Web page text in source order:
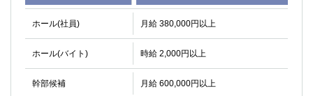
ホール(社員) 月給 380,000円以上
ホール(バイト) 時給 2,000円以上
幹部候補 月給 600,000円以上
船橋
津田沼
成田
千葉
柏（東口）
下総中山